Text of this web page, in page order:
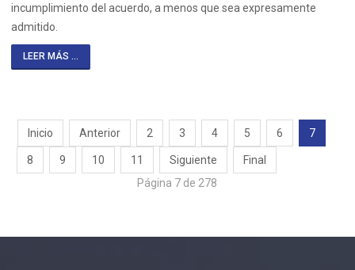
incumplimiento del acuerdo, a menos que sea expresamente
admitido.
LEER MÁS ...
Inicio Anterior 2 3 4 5 6 7
8 9 10 11 Siguiente
Final
Página 7 de 278